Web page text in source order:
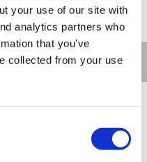
your use of our site with
analytics partners who
that you’ve
collected from your use